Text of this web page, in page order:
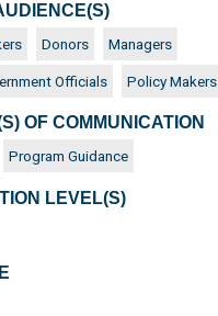
Donors Managers
Officials Policy Makers
OF COMMUNICATION
Program Guidance
LEVEL(S)